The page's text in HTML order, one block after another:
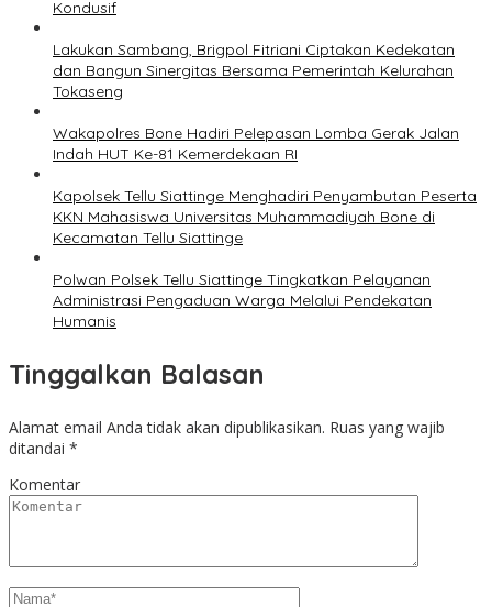
Kondusif
Lakukan Sambang, Brigpol Fitriani Ciptakan Kedekatan
dan Bangun Sinergitas Bersama Pemerintah Kelurahan
Tokaseng
Wakapolres Bone Hadiri Pelepasan Lomba Gerak Jalan
Indah HUT Ke-81 Kemerdekaan RI
Kapolsek Tellu Siattinge Menghadiri Penyambutan Peserta
KKN Mahasiswa Universitas Muhammadiyah Bone di
Kecamatan Tellu Siattinge
Polwan Polsek Tellu Siattinge Tingkatkan Pelayanan
Administrasi Pengaduan Warga Melalui Pendekatan
Humanis
Tinggalkan Balasan
Alamat email Anda tidak akan dipublikasikan. Ruas yang wajib
ditandai *
Komentar